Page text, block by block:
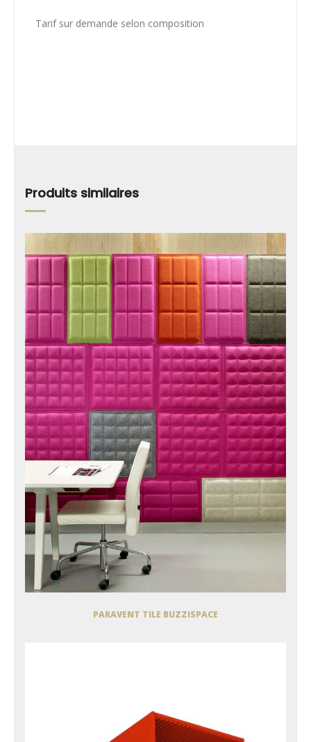
Tarif sur demande selon composition
Produits similaires
PARAVENT TILE BUZZISPACE